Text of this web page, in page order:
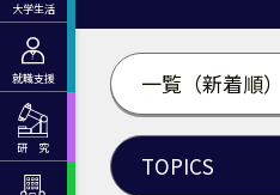
大学生活
就職支援
研 究
一覧（新着順）
TOPICS